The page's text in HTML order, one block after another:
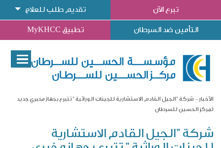
تبرع الآن تقديم طلب للعلاج
التأمين ضد السرطان تطبيق MyKHCC
الأخبار
شركة "الجيل القادم الاستشارية للجينات الوراثية " تتبرع بجهاز مخبري جديد
لمركز الحسين للسرطان
شركة "الجيل القادم الاستشارية